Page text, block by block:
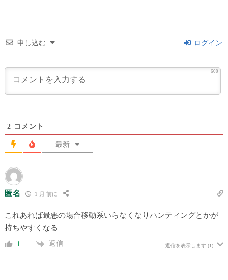
申し込む ログイン
600
2 コメント
最新
匿名 1 月 前に
これあれば最悪の場合移動系いらなくなりハンティングとかが
持ちやすくなる
1 返信 返信を表示します (1)